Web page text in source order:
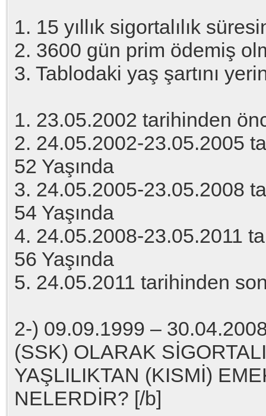
1. 15 yıllık sigortalılık
2. 3600 gün prim ödemiş
3. Tablodaki yaş şartını
1. 23.05.2002 tarihinden
2. 24.05.2002-23.05.2005
52 Yaşında
3. 24.05.2005-23.05.2008
54 Yaşında
4. 24.05.2008-23.05.2011
56 Yaşında
5. 24.05.2011 tarihinden
2-) 09.09.1999 –
(SSK) OLARAK
YAŞLILIKTAN (KISMİ)
NELERDİR? [/b]